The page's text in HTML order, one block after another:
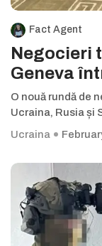
Fact Agent
Negocieri
Geneva
O nouă rundă de
Ucraina, Rusia și
Ucraina